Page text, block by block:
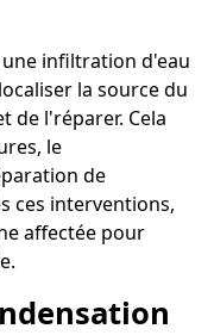
infiltration d'eau
la source du
de l'réparer. Cela
le
de
ces interventions,
affectée pour